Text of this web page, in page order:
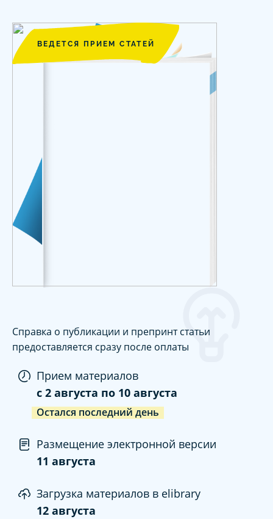
ВЕДЕТСЯ ПРИЕМ СТАТЕЙ
Справка о публикации и препринт статьи
предоставляется сразу после оплаты
Прием материалов
c 2 августа по 10 августа
Остался последний день
Размещение электронной версии
11 августа
Загрузка материалов в elibrary
12 августа